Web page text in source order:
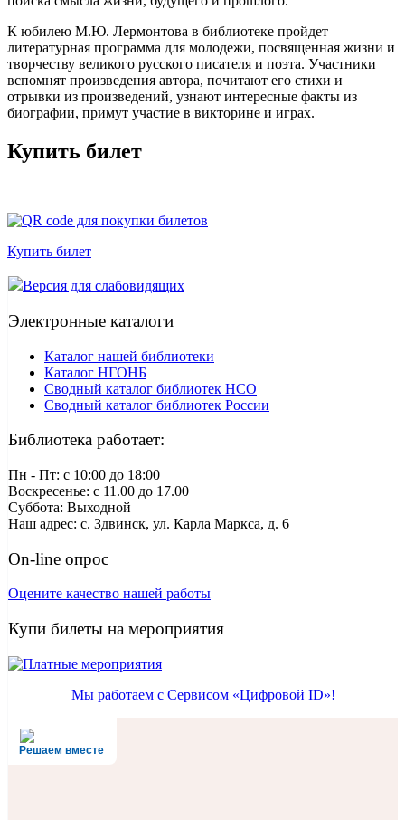
К юбилею М.Ю. Лермонтова в библиотеке пройдет
литературная программа для молодежи, посвященная жизни и
творчеству великого русского писателя и поэта. Участники
вспомнят произведения автора, почитают его стихи и
отрывки из произведений, узнают интересные факты из
биографии, примут участие в викторине и играх.
Купить билет
Купить билет
Версия для слабовидящих
Электронные каталоги
Каталог нашей библиотеки
Каталог НГОНБ
Сводный каталог библиотек НСО
Сводный каталог библиотек России
Библиотека работает:
Пн - Пт: c 10:00 до 18:00
Воскресенье: с 11.00 до 17.00
Суббота: Выходной
Наш адрес: с. Здвинск, ул. Карла Маркса, д. 6
On-line опрос
Оцените качество нашей работы
Купи билеты на мероприятия
Мы работаем с Сервисом «Цифровой ID»!
Решаем вместе